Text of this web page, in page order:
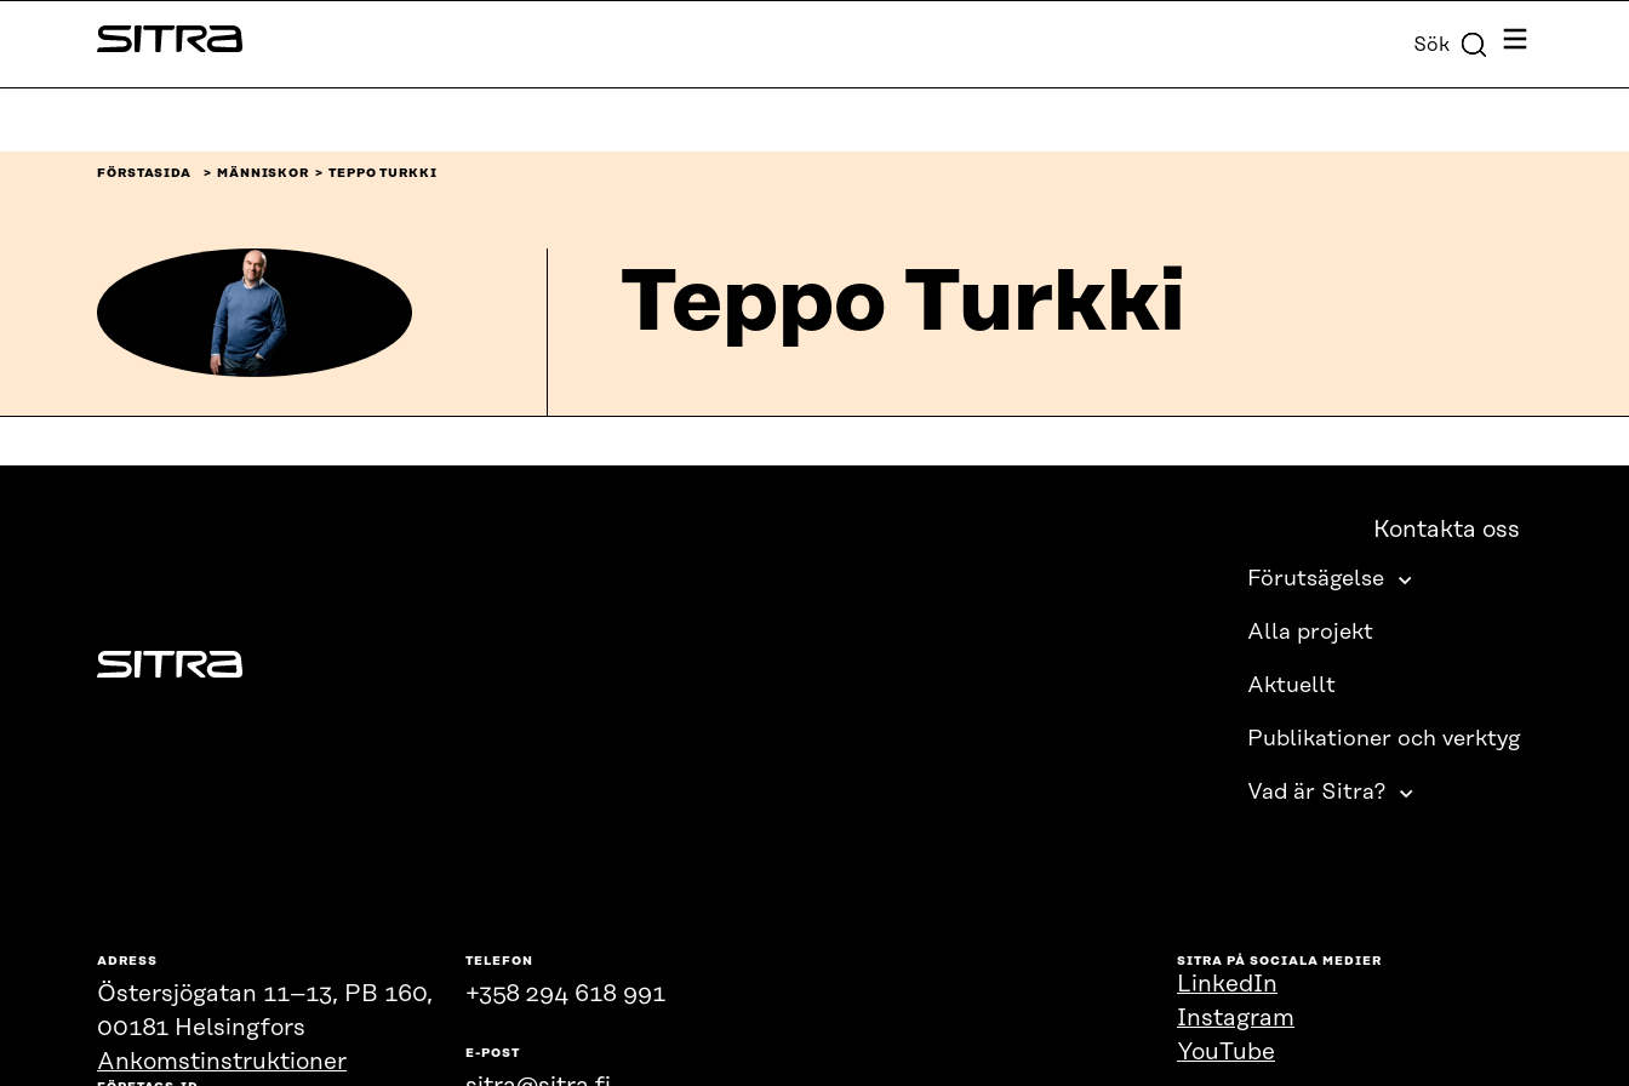
↓
Sitra Sök Meny
FÖRSTASIDA MÄNNISKOR TEPPO TURKKI
Teppo Turkki
Sitra
Kontakta oss
Förutsägelse
Alla projekt
Aktuellt
Publikationer och verktyg
Vad är Sitra?
ADRESS
Östersjögatan 11–13, PB 160,
00181 Helsingfors
Ankomstinstruktioner
TELEFON
+358 294 618 991
E-POST
SITRA PÅ SOCIALA MEDIER
LinkedIn
Instagram
YouTube